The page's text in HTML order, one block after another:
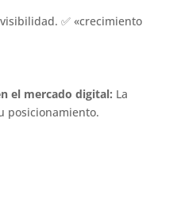
✅ «crecimiento
el mercado digital: La
posicionamiento.